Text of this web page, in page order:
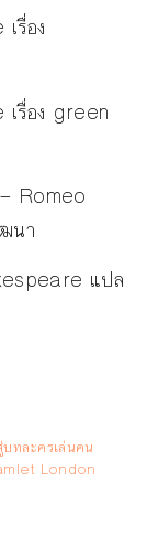
รื่อง
รื่อง green
— Romeo
นา
แปล
ทละครเล่นคน
London